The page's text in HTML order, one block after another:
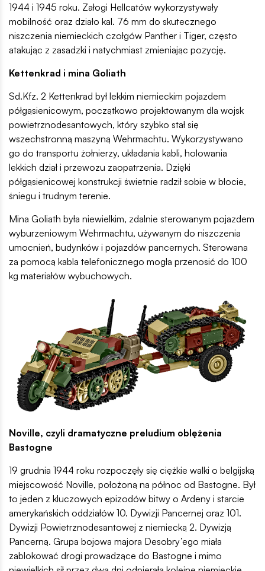
1944 i 1945 roku. Załogi Hellcatów wykorzystywały
mobilność oraz działo kal. 76 mm do skutecznego
niszczenia niemieckich czołgów Panther i Tiger, często
atakując z zasadzki i natychmiast zmieniając pozycję.
Kettenkrad i mina Goliath
Sd.Kfz. 2 Kettenkrad był lekkim niemieckim pojazdem
półgąsienicowym, początkowo projektowanym dla wojsk
powietrznodesantowych, który szybko stał się
wszechstronną maszyną Wehrmachtu. Wykorzystywano
go do transportu żołnierzy, układania kabli, holowania
lekkich dział i przewozu zaopatrzenia. Dzięki
półgąsienicowej konstrukcji świetnie radził sobie w błocie,
śniegu i trudnym terenie.
Mina Goliath była niewielkim, zdalnie sterowanym pojazdem
wyburzeniowym Wehrmachtu, używanym do niszczenia
umocnień, budynków i pojazdów pancernych. Sterowana
za pomocą kabla telefonicznego mogła przenosić do 100
kg materiałów wybuchowych.
Noville, czyli dramatyczne preludium oblężenia
Bastogne
19 grudnia 1944 roku rozpoczęły się ciężkie walki o belgijską
miejscowość Noville, położoną na północ od Bastogne. Był
to jeden z kluczowych epizodów bitwy o Ardeny i starcie
amerykańskich oddziałów 10. Dywizji Pancernej oraz 101.
Dywizji Powietrznodesantowej z niemiecką 2. Dywizją
Pancerną. Grupa bojowa majora Desobry’ego miała
zablokować drogi prowadzące do Bastogne i mimo